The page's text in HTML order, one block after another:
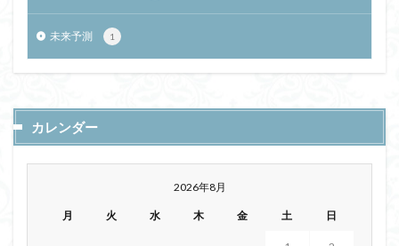
未来予測 1
カレンダー
2026年8月
月 火 水 木 金 土 日